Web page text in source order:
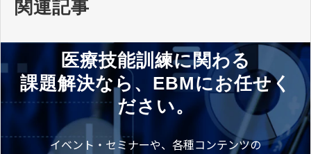
関連記事
医療技能訓練に関わる
課題解決なら、EBMにお任せく
ださい。
イベント・セミナーや、各種コンテンツの